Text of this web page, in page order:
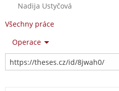
Nadija Ustyčová
Všechny práce
Operace